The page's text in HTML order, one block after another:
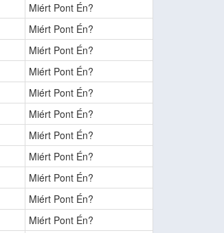
Miért Pont Én?
Miért Pont Én?
Miért Pont Én?
Miért Pont Én?
Miért Pont Én?
Miért Pont Én?
Miért Pont Én?
Miért Pont Én?
Miért Pont Én?
Miért Pont Én?
Miért Pont Én?